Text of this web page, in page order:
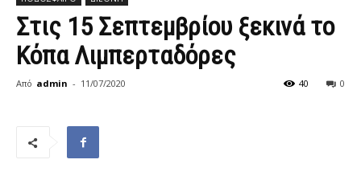
Στις 15 Σεπτεμβρίου ξεκινά το
Κόπα Λιμπερταδόρες
Από admin - 11/07/2020 0
40